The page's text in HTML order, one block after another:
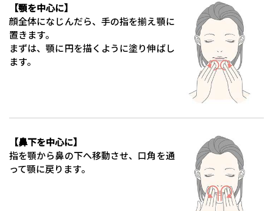
【顎を中心に】
顔全体になじんだら、手の指を揃え顎に
置きます。
まずは、顎に円を描くように塗り伸ばし
ます。
【鼻下を中心に】
指を顎から鼻の下へ移動させ、口角を通
って顎に戻ります。